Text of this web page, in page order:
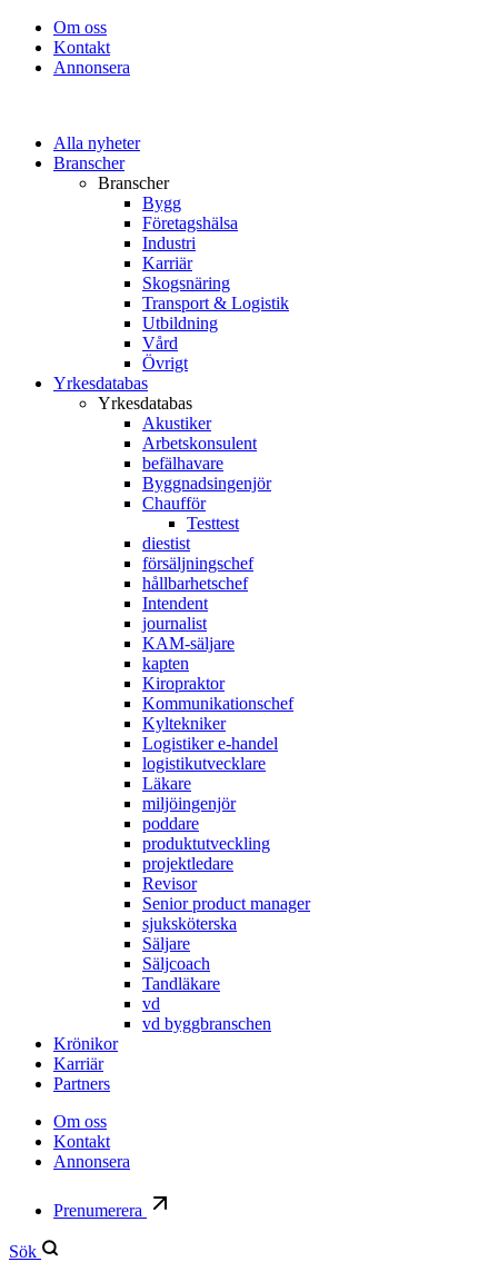
Om oss
Kontakt
Annonsera
Alla nyheter
Branscher
Branscher
Bygg
Företagshälsa
Industri
Karriär
Skogsnäring
Transport & Logistik
Utbildning
Vård
Övrigt
Yrkesdatabas
Yrkesdatabas
Akustiker
Arbetskonsulent
befälhavare
Byggnadsingenjör
Chaufför
Testtest
diestist
försäljningschef
hållbarhetschef
Intendent
journalist
KAM-säljare
kapten
Kiropraktor
Kommunikationschef
Kyltekniker
Logistiker e-handel
logistikutvecklare
Läkare
miljöingenjör
poddare
produktutveckling
projektledare
Revisor
Senior product manager
sjuksköterska
Säljare
Säljcoach
Tandläkare
vd
vd byggbranschen
Krönikor
Karriär
Partners
Om oss
Kontakt
Annonsera
Prenumerera
Sök